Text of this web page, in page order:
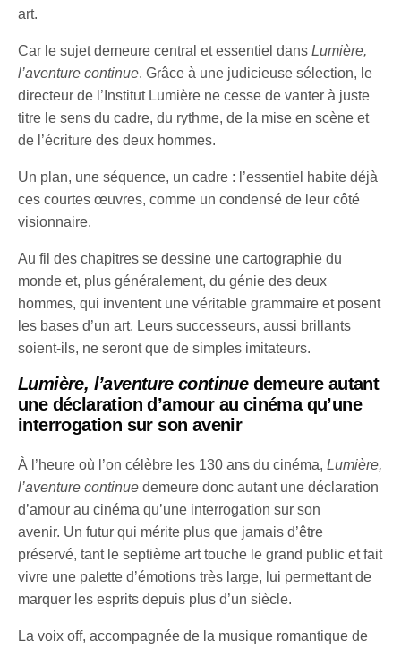
art.​
Car le sujet demeure central et essentiel dansLumière,
l’aventure continue. Grâce à une judicieuse sélection, le
directeur de l’Institut Lumière ne cesse de vanter à juste
titre le sens du cadre, du rythme, de la mise en scène et
de l’écriture des deux hommes.​
Un plan, une séquence, un cadre : l’essentiel habite déjà
ces courtes œuvres, comme un condensé de leur côté
visionnaire.
Au fil des chapitres se dessine une cartographie du
monde et, plus généralement, du génie des deux
hommes, qui inventent une véritable grammaire et posent
les bases d’un art. Leurs successeurs, aussi brillants
soient-ils, ne seront que de simples imitateurs.​
Lumière, l’aventure continuedemeure autant
une déclaration d’amour au cinéma qu’une
interrogation sur son avenir
À l’heure où l’on célèbre les 130 ans du cinéma,Lumière,
l’aventure continue demeure donc autant une déclaration
d’amour au cinéma qu’une interrogation sur son
avenir. Un futur qui mérite plus que jamais d’être
préservé, tant le septième art touche le grand public et fait
vivre une palette d’émotions très large, lui permettant de
marquer les esprits depuis plus d’un siècle.​
La voix off, accompagnée de la musique romantique de